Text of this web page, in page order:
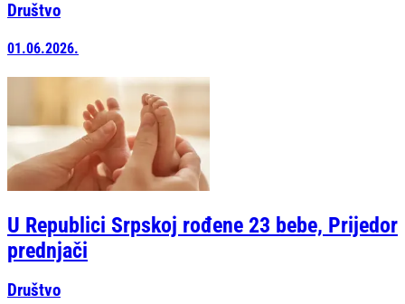
Društvo
01.06.2026.
U Republici Srpskoj rođene 23 bebe, Prijedor
prednjači
Društvo